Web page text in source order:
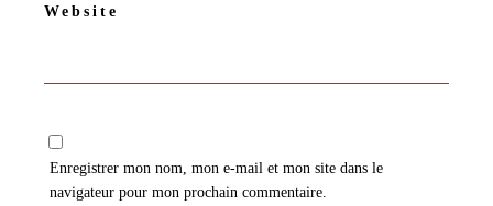
Website
Enregistrer mon nom, mon e-mail et mon site dans le
navigateur pour mon prochain commentaire.